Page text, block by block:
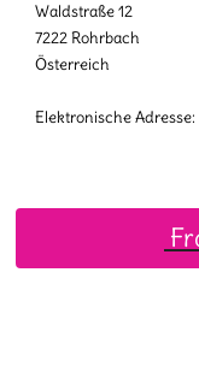
Waldstraße 12
7222 Rohrbach
Österreich
Elektronische Adresse: